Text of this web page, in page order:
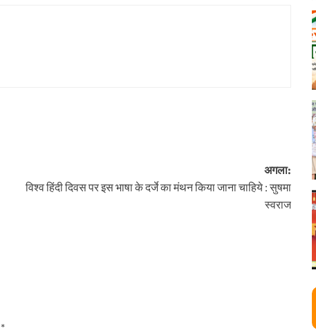
अगला:
विश्व हिंदी दिवस पर इस भाषा के दर्जे का मंथन किया जाना चाहिये : सुषमा
स्वराज
*